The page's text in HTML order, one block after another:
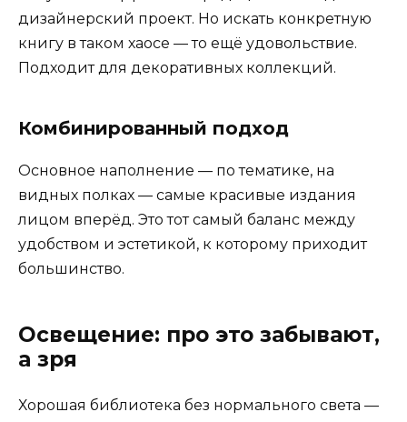
дизайнерский проект. Но искать конкретную
книгу в таком хаосе — то ещё удовольствие.
Подходит для декоративных коллекций.
Комбинированный подход
Основное наполнение — по тематике, на
видных полках — самые красивые издания
лицом вперёд. Это тот самый баланс между
удобством и эстетикой, к которому приходит
большинство.
Освещение: про это забывают,
а зря
Хорошая библиотека без нормального света —